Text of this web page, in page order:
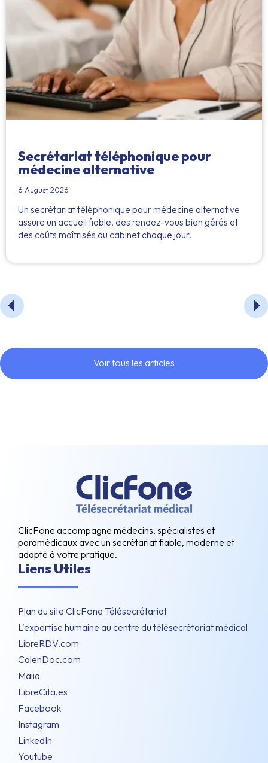
Secrétariat téléphonique pour
médecine alternative
6 August 2026
Un secrétariat téléphonique pour médecine alternative
assure un accueil fiable, des rendez-vous bien gérés et
des coûts maîtrisés au cabinet chaque jour.
Voir tous les articles
ClicFone accompagne médecins, spécialistes et
paramédicaux avec un secrétariat fiable, moderne et
adapté à votre pratique.
Liens Utiles
Plan du site ClicFone Télésecrétariat
L’expertise humaine au centre du télésecrétariat médical
LibreRDV.com
CalenDoc.com
Maiia
LibreCita.es
Facebook
Instagram
LinkedIn
Youtube